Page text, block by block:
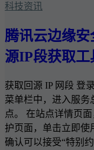
科技资讯
腾讯云边缘安
源IP段获取工
获取回源 IP 网段 登
菜单栏中，进入服务
点。 在站点详情页
护页面，单击立即使
确认可以接受“特别